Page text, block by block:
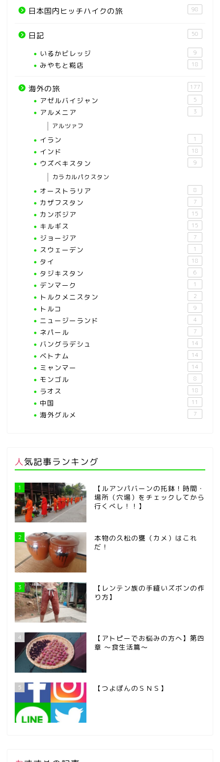
日本国内ヒッチハイクの旅 98
日記 50
いるかビレッジ 9
みやもと糀店 18
海外の旅 177
アゼルバイジャン 5
アルメニア 3
アルツァフ
イラン 1
インド 18
ウズベキスタン 9
カラカルパクスタン
オーストラリア 8
カザフスタン 7
カンボジア 15
キルギス 15
ジョージア 7
スウェーデン 1
タイ 18
タジキスタン 6
デンマーク 1
トルクメニスタン 2
トルコ 9
ニュージーランド 4
ネパール 7
バングラデシュ 14
ベトナム 14
ミャンマー 14
モンゴル 8
ラオス 18
中国 11
海外グルメ 7
人気記事ランキング
1
【ルアンパバーンの托鉢！時間・
場所（穴場）をチェックしてから
行くべし！！】
2
本物の久松の甕（カメ）はこれ
だ！
3
【レンテン族の手縫いズボンの作
り方】
4
【アトピーでお悩みの方へ】第四
章 ～食生活篇～
5 【つよぽんのＳＮＳ】